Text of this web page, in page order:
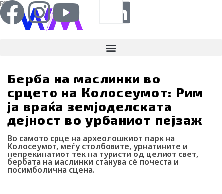
Skip
to
content
RS
ENGF
a
e
b
o
o
I
n
t
a
g
r
Y
o
t
u
b
e
o
-
t
i
k
L
k
e
d
i
Search
Берба на маслинки во
срцето на Колосеумот: Рим
ја враќа земјоделската
дејност во урбаниот пејзаж
Во самото срце на археолошкиот парк на
Колосеумот, меѓу столбовите, урнатините и
непрекинатиот тек на туристи од целиот свет,
бербата на маслинки станува сè почеста и
посимболична сцена.